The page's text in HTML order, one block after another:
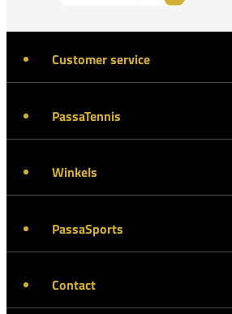
Customer service
PassaTennis
Winkels
PassaSports
Contact